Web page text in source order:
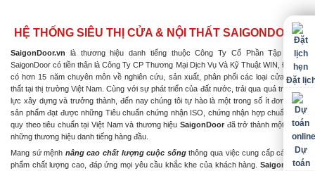
HỆ THỐNG SIÊU THỊ CỬA & NỘI THẤT SAIGONDOOR
SaigonDoor.vn là thương hiệu danh tiếng thuộc Công Ty Cổ Phần Tập Đoàn
SaigonDoor có tiền thân là Công Ty CP Thương Mại Dịch Vụ Và Kỹ Thuật WIN, Đơn vị
có hơn 15 năm chuyên môn về nghiên cứu, sản xuất, phân phối các loại cửa & nội
thất tại thị trường Việt Nam. Cùng với sự phát triển của đất nước, trải qua quá trình nỗ
lực xây dựng và trưởng thành, đến nay chúng tôi tự hào là một trong số ít đơn vị có
sản phẩm đạt được những Tiêu chuẩn chứng nhận ISO, chứng nhận hợp chuẩn hợp
quy theo tiêu chuẩn tại Việt Nam và thương hiệu SaigonDoor đã trở thành một trong
những thương hiệu danh tiếng hàng đầu.
Mang sứ mệnh nâng cao chất lượng cuộc sốngthông qua việc cung cấp các sản
phẩm chất lượng cao, đáp ứng mọi yêu cầu khắc khe của khách hàng. SaigonDoor
Đặt
Dự
toán